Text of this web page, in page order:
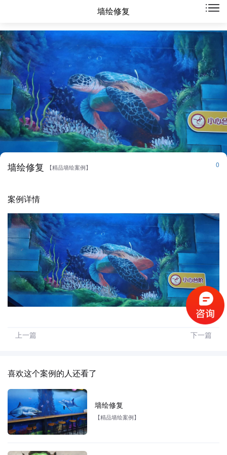
墙绘修复
墙绘修复 【精品墙绘案例】 0
案例详情
上一篇 下一篇
喜欢这个案例的人还看了
墙绘修复
【精品墙绘案例】